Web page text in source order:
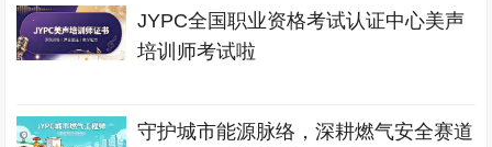
JYPC全国职业资格考试认证中心美声
培训师考试啦
守护城市能源脉络，深耕燃气安全赛道